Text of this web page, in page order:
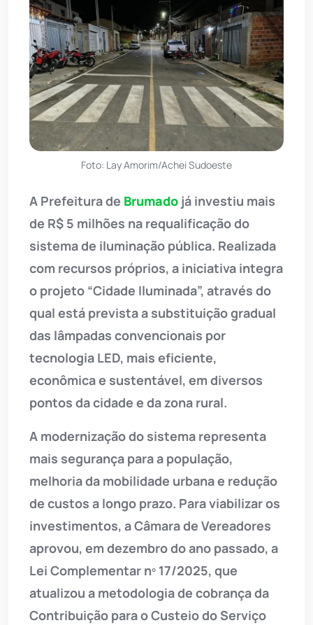
Foto: Lay Amorim/Achei Sudoeste
A Prefeitura de Brumado já investiu mais
de R$ 5 milhões na requalificação do
sistema de iluminação pública. Realizada
com recursos próprios, a iniciativa integra
o projeto “Cidade Iluminada”, através do
qual está prevista a substituição gradual
das lâmpadas convencionais por
tecnologia LED, mais eficiente,
econômica e sustentável, em diversos
pontos da cidade e da zona rural.
A modernização do sistema representa
mais segurança para a população,
melhoria da mobilidade urbana e redução
de custos a longo prazo. Para viabilizar os
investimentos, a Câmara de Vereadores
aprovou, em dezembro do ano passado, a
Lei Complementar nº 17/2025, que
atualizou a metodologia de cobrança da
Contribuição para o Custeio do Serviço